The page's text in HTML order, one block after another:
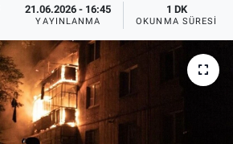
21.06.2026 - 16:45
YAYINLANMA
1 DK
OKUNMA SÜRESI